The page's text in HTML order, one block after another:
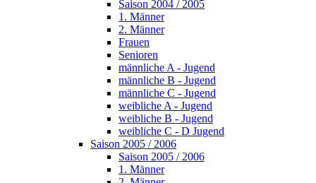
Saison 2004 / 2005
1. Männer
2. Männer
Frauen
Senioren
männliche A - Jugend
männliche B - Jugend
männliche C - Jugend
weibliche A - Jugend
weibliche B - Jugend
weibliche C - D Jugend
Saison 2005 / 2006
Saison 2005 / 2006
1. Männer